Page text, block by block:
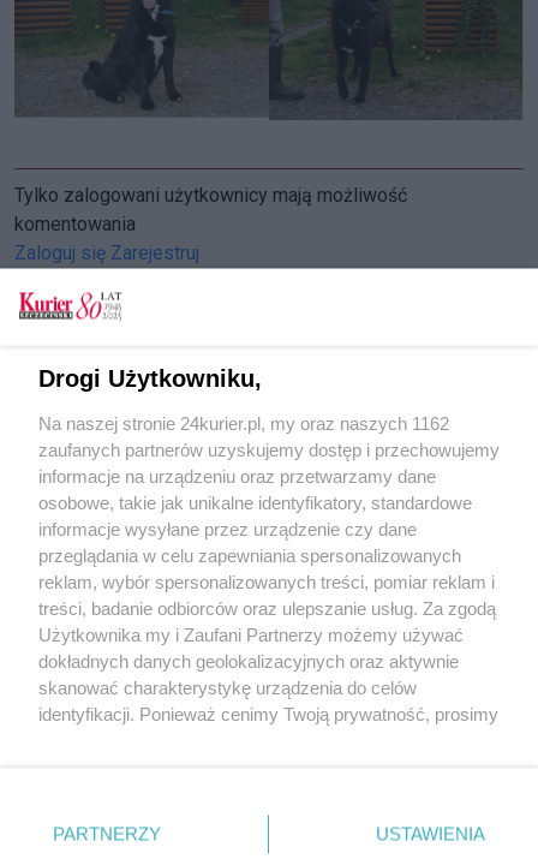
Tylko zalogowani użytkownicy mają możliwość
komentowania
Zaloguj się Zarejestruj
CZYTAJ TAKŻE
Musti poda łapę
Weź mnie KURIEREM do domu. Musti poda łapę
POGODA
17℃
Zobacz prognozę na 3 dni
Copyright © 2022 Kurier Szczeciński sp. z o.o.
Wszelkie prawa zastrzeżone
Drogi Użytkowniku,
Na naszej stronie 24kurier.pl, my oraz naszych 1162
zaufanych partnerów uzyskujemy dostęp i przechowujemy
informacje na urządzeniu oraz przetwarzamy dane
osobowe, takie jak unikalne identyfikatory, standardowe
informacje wysyłane przez urządzenie czy dane
przeglądania w celu zapewniania spersonalizowanych
reklam, wybór spersonalizowanych treści, pomiar reklam i
treści, badanie odbiorców oraz ulepszanie usług. Za zgodą
Użytkownika my i Zaufani Partnerzy możemy używać
dokładnych danych geolokalizacyjnych oraz aktywnie
skanować charakterystykę urządzenia do celów
identyfikacji. Ponieważ cenimy Twoją prywatność, prosimy
prywatności znajdujący się w lewym dolnym rogu strony
. Niektóre rodzaje przetwarzania danych nie wymagają
PARTNERZY USTAWIENIA